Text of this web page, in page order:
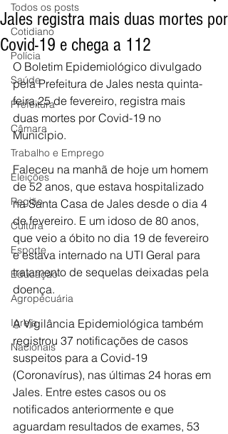
Todos os posts
Cotidiano
Polícia
Saúde
Prefeitura
Câmara
Trabalho e Emprego
Eleições
Região
Cultura
Esporte
Educação
Agropecuária
Igreja
Nacionais
Jales registra mais duas mortes por
Covid-19 e chega a 112
O Boletim Epidemiológico divulgado
pela Prefeitura de Jales nesta quinta-
feira,25 de fevereiro, registra mais
duas mortes por Covid-19 no
Município.
Faleceu na manhã de hoje um homem
de 52 anos, que estava hospitalizado
na Santa Casa de Jales desde o dia 4
de fevereiro. E um idoso de 80 anos,
que veio a óbito no dia 19 de fevereiro
e estava internado na UTI Geral para
tratamento de sequelas deixadas pela
doença.
A Vigilância Epidemiológica também
registrou 37 notificações de casos
suspeitos para a Covid-19
(Coronavírus), nas últimas 24 horas em
Jales. Entre estes casos ou os
notificados anteriormente e que
aguardam resultados de exames, 53